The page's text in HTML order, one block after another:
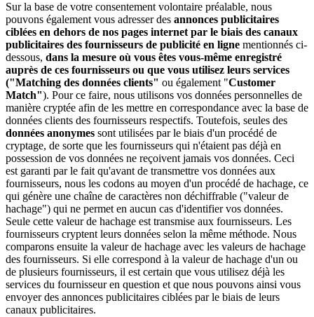
Sur la base de votre consentement volontaire préalable, nous
pouvons également vous adresser des annonces publicitaires
ciblées en dehors de nos pages internet par le biais des canaux
publicitaires des fournisseurs de publicité en ligne mentionnés ci-
dessous, dans la mesure où vous êtes vous-même enregistré
auprès de ces fournisseurs ou que vous utilisez leurs services
("Matching des données clients" ou également "Customer
Match"). Pour ce faire, nous utilisons vos données personnelles de
manière cryptée afin de les mettre en correspondance avec la base de
données clients des fournisseurs respectifs. Toutefois, seules des
données anonymes sont utilisées par le biais d'un procédé de
cryptage, de sorte que les fournisseurs qui n'étaient pas déjà en
possession de vos données ne reçoivent jamais vos données. Ceci
est garanti par le fait qu'avant de transmettre vos données aux
fournisseurs, nous les codons au moyen d'un procédé de hachage, ce
qui génère une chaîne de caractères non déchiffrable ("valeur de
hachage") qui ne permet en aucun cas d'identifier vos données.
Seule cette valeur de hachage est transmise aux fournisseurs. Les
fournisseurs cryptent leurs données selon la même méthode. Nous
comparons ensuite la valeur de hachage avec les valeurs de hachage
des fournisseurs. Si elle correspond à la valeur de hachage d'un ou
de plusieurs fournisseurs, il est certain que vous utilisez déjà les
services du fournisseur en question et que nous pouvons ainsi vous
envoyer des annonces publicitaires ciblées par le biais de leurs
canaux publicitaires.